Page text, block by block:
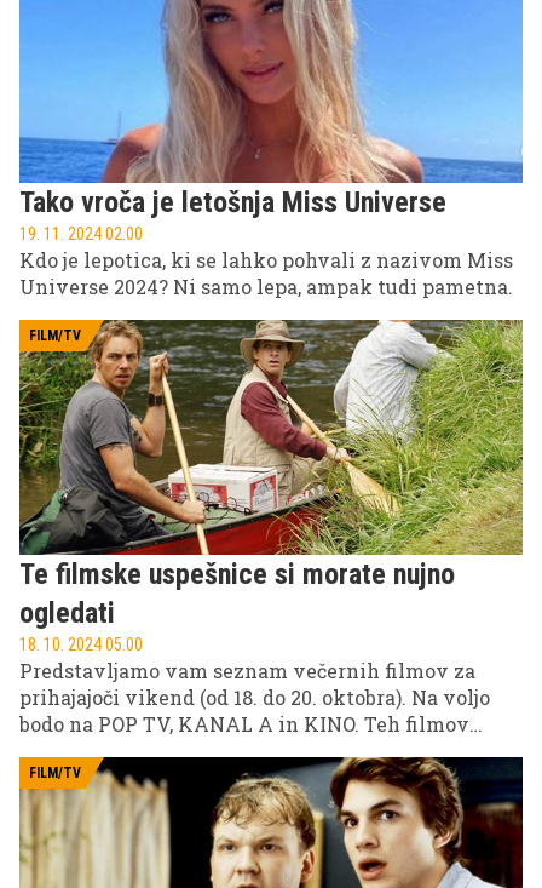
Tako vroča je letošnja Miss Universe
19. 11. 2024 02.00
Kdo je lepotica, ki se lahko pohvali z nazivom Miss
Universe 2024? Ni samo lepa, ampak tudi pametna.
FILM/TV
Te filmske uspešnice si morate nujno
ogledati
18. 10. 2024 05.00
Predstavljamo vam seznam večernih filmov za
prihajajoči vikend (od 18. do 20. oktobra). Na voljo
bodo na POP TV, KANAL A in KINO. Teh filmov
FILM/TV